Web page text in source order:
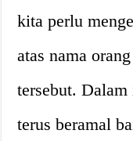
kita perlu
atas nama
tersebut.
terus beramal